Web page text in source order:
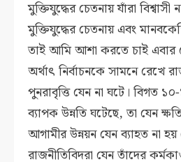
মুক্তিযুদ্ধের চেতনায় যাঁরা
মুক্তিযুদ্ধের চেতনায় এবং
তাই আমি আশা করতে চাই এবার
অর্থাৎ নির্বাচনকে সামনে রেখে
পুনরাবৃত্তি যেন না ঘটে। বিগত
ব্যাপক উন্নতি ঘটেছে, তা যেন
আগামীর উন্নয়ন যেন ব্যাহত না
রাজনীতিবিদরা যেন তাঁদের